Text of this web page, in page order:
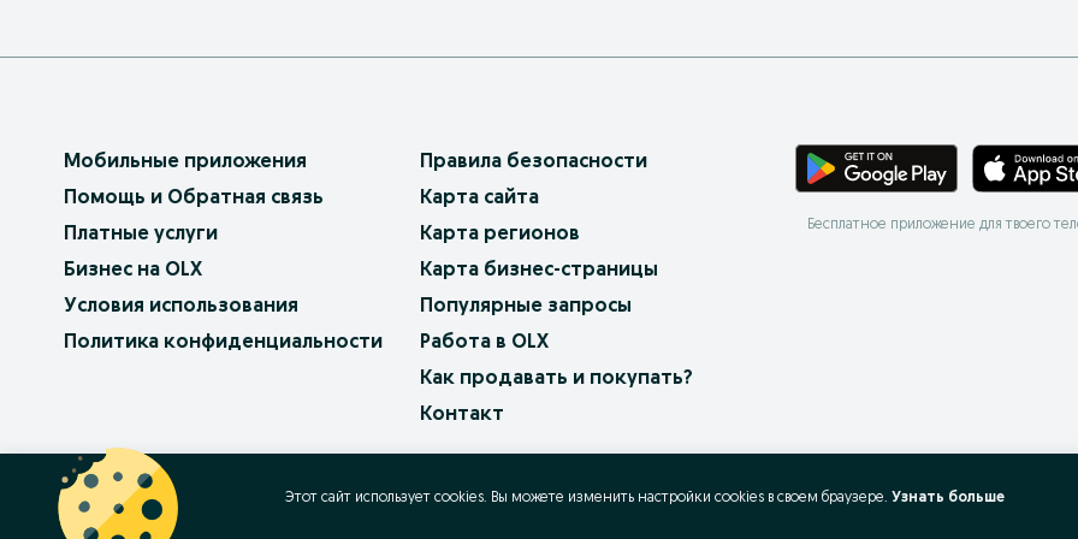
Мобильные приложения
Помощь и Обратная связь
Платные услуги
Бизнес на OLX
Условия использования
Политика конфиденциальности
Правила безопасности
Карта сайта
Карта регионов
Карта бизнес-страницы
Популярные запросы
Работа в OLX
Как продавать и покупать?
Контакт
Бесплатное приложение для твоего
OLX.bg
Этот сайт использует cookies. Вы можете изменить настройки cookies в своeм браузере. Узнать больше